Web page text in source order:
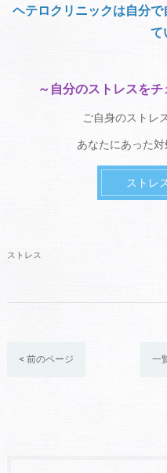
ヘテロクリニックは自分
て
～自分のストレスを
ご自身のストレ
あなたにあった
ストレ
ストレス
< 前のページ 一